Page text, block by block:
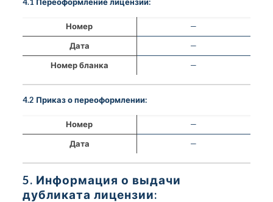
Номер
—
Дата
—
Номер бланка
—
4.2 Приказ о переоформлении:
Номер
—
Дата
—
5. Информация о выдачи
дубликата лицензии: